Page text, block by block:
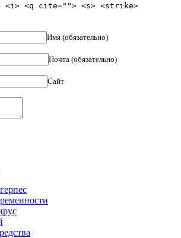
<i> <q cite=""> <s> <strike>
Имя (обязательно)
Почта (обязательно)
Сайт